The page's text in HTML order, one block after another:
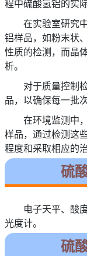
程中硫酸氢铝的实
在实验室研究
铝样品，如粉末状
性质的检测，而晶
析。
对于质量控制
品，以确保每一批
在环境监测中
样品，通过检测这
程度和采取相应的
硫
电子天平、酸
光度计。
硫